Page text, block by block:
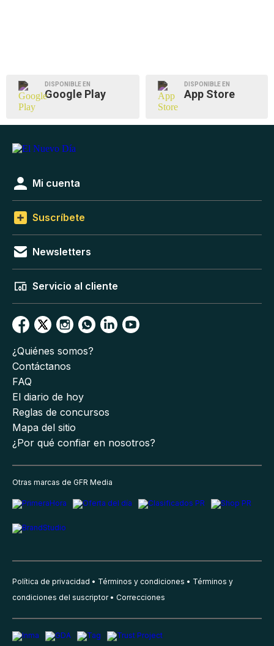
DISPONIBLE EN
Google Play
DISPONIBLE EN
App Store
Mi cuenta
Suscríbete
Newsletters
Servicio al cliente
¿Quiénes somos?
Contáctanos
FAQ
El diario de hoy
Reglas de concursos
Mapa del sitio
¿Por qué confiar en nosotros?
Otras marcas de GFR Media
Política de privacidad Términos y condiciones
Términos y
condiciones del suscriptor
Correcciones